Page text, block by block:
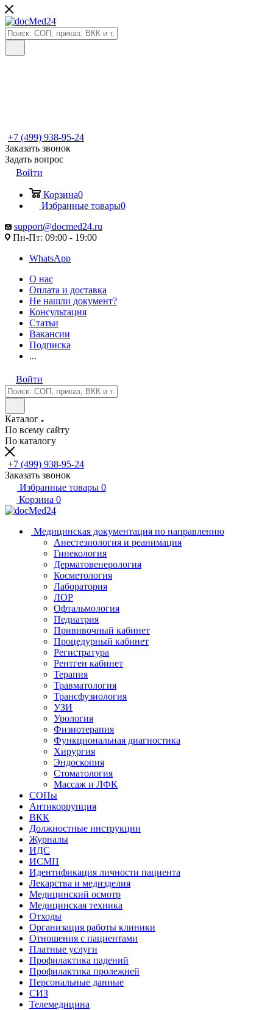
+7 (499) 938-95-24
Заказать звонок
Задать вопрос
Войти
Корзина0
Избранные товары0
support@docmed24.ru
Пн-Пт: 09:00 - 19:00
WhatsApp
О нас
Оплата и доставка
Не нашли документ?
Консультация
Статьи
Вакансии
Подписка
...
Войти
Каталог
По всему сайту
По каталогу
+7 (499) 938-95-24
Заказать звонок
Избранные товары 0
Корзина 0
Медицинская документация по направлению
Анестезиология и реанимация
Гинекология
Дерматовенерология
Косметология
Лаборатория
ЛОР
Офтальмология
Педиатрия
Прививочный кабинет
Процедурный кабинет
Регистратура
Рентген кабинет
Терапия
Травматология
Трансфузиология
УЗИ
Урология
Физиотерапия
Функциональная диагностика
Хирургия
Эндоскопия
Стоматология
Массаж и ЛФК
СОПы
Антикоррупция
ВКК
Должностные инструкции
Журналы
ИДС
ИСМП
Идентификация личности пациента
Лекарства и медизделия
Медицинский осмотр
Медицинская техника
Отходы
Организация работы клиники
Отношения с пациентами
Платные услуги
Профилактика падений
Профилактика пролежней
Персональные данные
СИЗ
Телемедицина